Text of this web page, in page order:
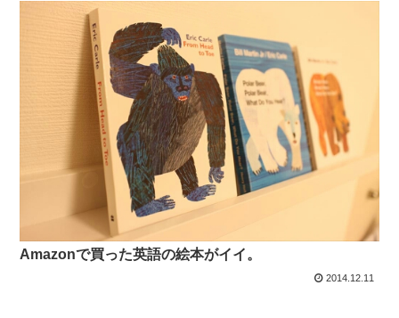
Amazonで買った英語の絵本がイイ。
2014.12.11